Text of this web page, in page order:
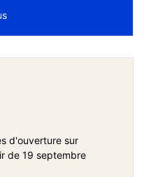
d'ouverture sur
de 19 septembre